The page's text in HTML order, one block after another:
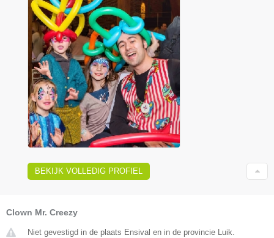
BEKIJK VOLLEDIG PROFIEL
Clown Mr. Creezy
Niet gevestigd in de plaats Ensival en in de provincie Luik.